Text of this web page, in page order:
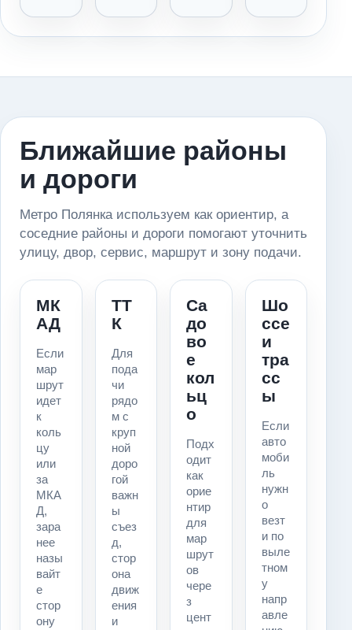
Ближайшие районы
и дороги
Метро Полянка используем как ориентир, а
соседние районы и дороги помогают уточнить
улицу, двор, сервис, маршрут и зону подачи.
МК
АД
Если
мар
шрут
идет
к
коль
цу
или
за
МКА
Д,
зара
нее
назы
вайт
е
стор
ону
ТТ
К
Для
пода
чи
рядо
м с
круп
ной
доро
гой
важн
ы
съез
д,
стор
она
движ
ения
и
Са
до
во
е
кол
ьц
о
Подх
одит
как
орие
нтир
для
мар
шрут
ов
чере
з
цент
Шо
ссе
и
тра
сс
ы
Если
авто
моби
ль
нужн
о
везт
и по
выле
тном
у
напр
авле